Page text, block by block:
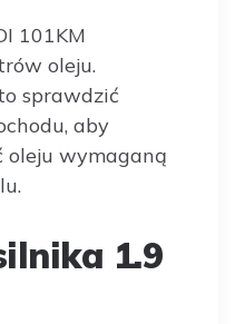
101KM
oleju.
sprawdzić
aby
oleju wymaganą
1.9